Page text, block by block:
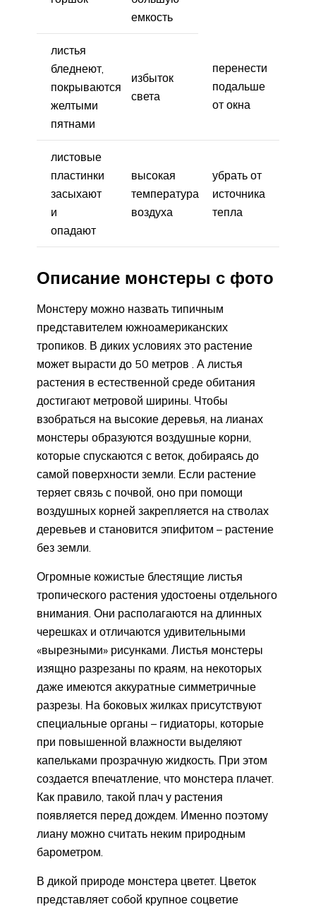
емкость
листья
бледнеют,
покрываются
желтыми
пятнами
избыток
света
перенести
подальше
от окна
листовые
пластинки
засыхают
и
опадают
высокая
температура
воздуха
убрать от
источника
тепла
Описание монстеры с фото
Монстеру можно назвать типичным
представителем южноамериканских
тропиков. В диких условиях это растение
может вырасти до 50 метров . А листья
растения в естественной среде обитания
достигают метровой ширины. Чтобы
взобраться на высокие деревья, на лианах
монстеры образуются воздушные корни,
которые спускаются с веток, добираясь до
самой поверхности земли. Если растение
теряет связь с почвой, оно при помощи
воздушных корней закрепляется на стволах
деревьев и становится эпифитом – растение
без земли.
Огромные кожистые блестящие листья
тропического растения удостоены отдельного
внимания. Они располагаются на длинных
черешках и отличаются удивительными
«вырезными» рисунками. Листья монстеры
изящно разрезаны по краям, на некоторых
даже имеются аккуратные симметричные
разрезы. На боковых жилках присутствуют
специальные органы – гидиаторы, которые
при повышенной влажности выделяют
капельками прозрачную жидкость. При этом
создается впечатление, что монстера плачет.
Как правило, такой плач у растения
появляется перед дождем. Именно поэтому
лиану можно считать неким природным
барометром.
В дикой природе монстера цветет. Цветок
представляет собой крупное соцветие